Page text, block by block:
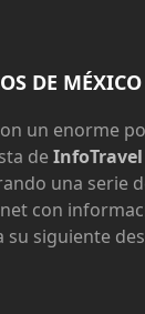
DE MÉXICO
un enorme
deInfoTravel
una serie
con
su siguiente